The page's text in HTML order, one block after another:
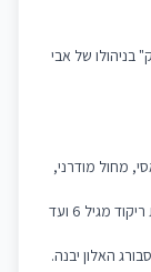
בניהולו של אבי
מחול מודרני,
•הופעות שותפות במסגרת חוגים, מגמת מחול וסדנאות ריקוד מגיל 6 ועד
האלון יבנה.